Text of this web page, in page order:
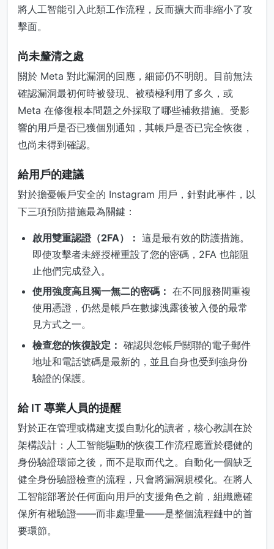
將人工智能引入此類工作流程，反而擴大而非縮小了攻
擊面。
尚未釐清之處
關於 Meta 對此漏洞的回應，細節仍不明朗。目前無法
確認漏洞最初何時被發現、被積極利用了多久，或
Meta 在修復根本問題之外採取了哪些補救措施。受影
響的用戶是否已獲個別通知，其帳戶是否已完全恢復，
也尚未得到確認。
給用戶的建議
對於擔憂帳戶安全的 Instagram 用戶，針對此事件，以
下三項預防措施最為關鍵：
啟用雙重認證（2FA）： 這是最有效的防護措施。
即使攻擊者未經授權重設了您的密碼，2FA 也能阻
止他們完成登入。
使用強度高且獨一無二的密碼： 在不同服務間重複
使用憑證，仍然是帳戶在數據洩露後被入侵的最常
見方式之一。
檢查您的恢復設定： 確認與您帳戶關聯的電子郵件
地址和電話號碼是最新的，並且自身也受到強身份
驗證的保護。
給 IT 專業人員的提醒
對於正在管理或構建支援自動化的讀者，核心教訓在於
架構設計：人工智能驅動的恢復工作流程應置於穩健的
身份驗證環節之後，而不是取而代之。自動化一個缺乏
健全身份驗證檢查的流程，只會將漏洞規模化。在將人
工智能部署於任何面向用戶的支援角色之前，組織應確
保所有權驗證——而非處理量——是整個流程鏈中的首
要環節。